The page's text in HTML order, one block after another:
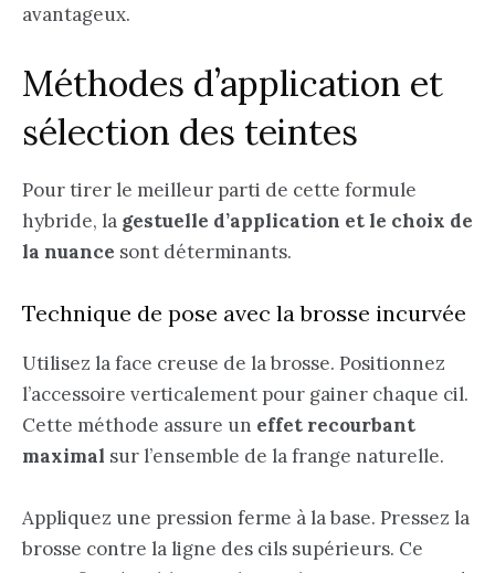
avantageux.
Méthodes d’application et
sélection des teintes
Pour tirer le meilleur parti de cette formule
hybride, la gestuelle d’application et le choix de
la nuance sont déterminants.
Technique de pose avec la brosse incurvée
Utilisez la face creuse de la brosse. Positionnez
l’accessoire verticalement pour gainer chaque cil.
Cette méthode assure un effet recourbant
maximal sur l’ensemble de la frange naturelle.
Appliquez une pression ferme à la base. Pressez la
brosse contre la ligne des cils supérieurs. Ce